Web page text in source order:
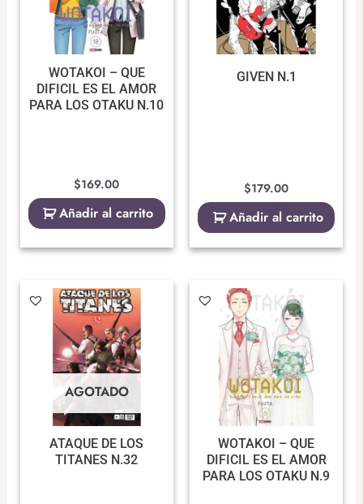
WOTAKOI – QUE
DIFICIL ES EL AMOR
PARA LOS OTAKU N.10
$169.00
Añadir al carrito
GIVEN N.1
$179.00
Añadir al carrito
AGOTADO
ATAQUE DE LOS
TITANES N.32
WOTAKOI – QUE
DIFICIL ES EL AMOR
PARA LOS OTAKU N.9